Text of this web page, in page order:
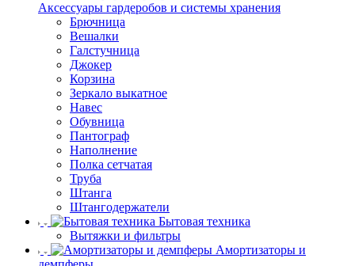
Аксессуары гардеробов и системы хранения
Брючница
Вешалки
Галстучница
Джокер
Корзина
Зеркало выкатное
Навес
Обувница
Пантограф
Наполнение
Полка сетчатая
Труба
Штанга
Штангодержатели
Бытовая техника
Вытяжки и фильтры
Амортизаторы и